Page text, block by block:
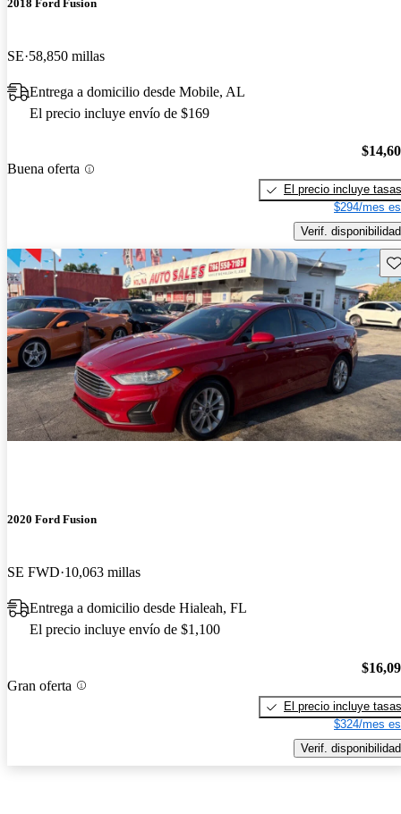
2018 Ford Fusion
SE 58,850 millas
Entrega a domicilio desde Mobile, AL
El precio incluye envío de $169
Buena oferta
El precio incluye tasas
$294/mes
Verif. disponibilidad
2020 Ford Fusion
SE FWD 10,063 millas
Entrega a domicilio desde Hialeah, FL
El precio incluye envío de $1,100
Gran oferta
El precio incluye tasas
$324/mes
Verif. disponibilidad